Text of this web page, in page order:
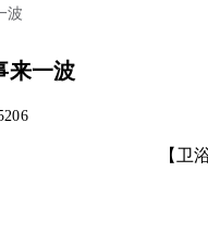
波
来一波